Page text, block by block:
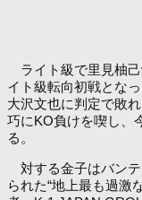
ライト級で里見柚
イト級転向初戦とな
大沢文也に判定で敗
巧にKO負けを喫し、
る。
対する金子はバン
られた“地上最も過激